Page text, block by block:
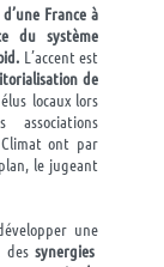
France à
du système
L’accent est
de
locaux lors
ont par
le jugeant
une
dessynergies